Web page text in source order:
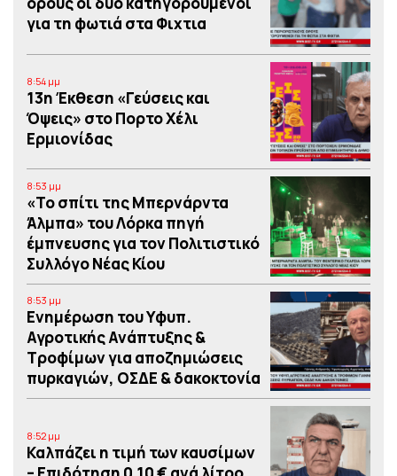
για τη φωτιά στα Φιχτια
8:54 μμ
13η Έκθεση «Γεύσεις και
Όψεις» στο Πορτο Xέλι
Ερμιονίδας
8:53 μμ
«Το σπίτι της Μπερνάρντα
Άλμπα» του Λόρκα πηγή
έμπνευσης για τον Πολιτιστικό
Συλλόγο Νέας Κίου
8:53 μμ
Eνημέρωση του Υφυπ.
Αγροτικής Ανάπτυξης &
Τροφίμων για αποζημιώσεις
πυρκαγιών, ΟΣΔΕ & δακοκτονία
8:52 μμ
Καλπάζει η τιμή των καυσίμων